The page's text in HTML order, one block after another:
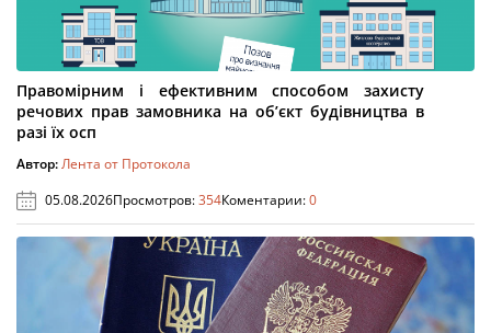
Правомірним і ефективним способом захисту
речових прав замовника на об’єкт будівництва в
разі їх осп
Автор:Лента от Протокола
05.08.2026Просмотров:354Коментарии:0